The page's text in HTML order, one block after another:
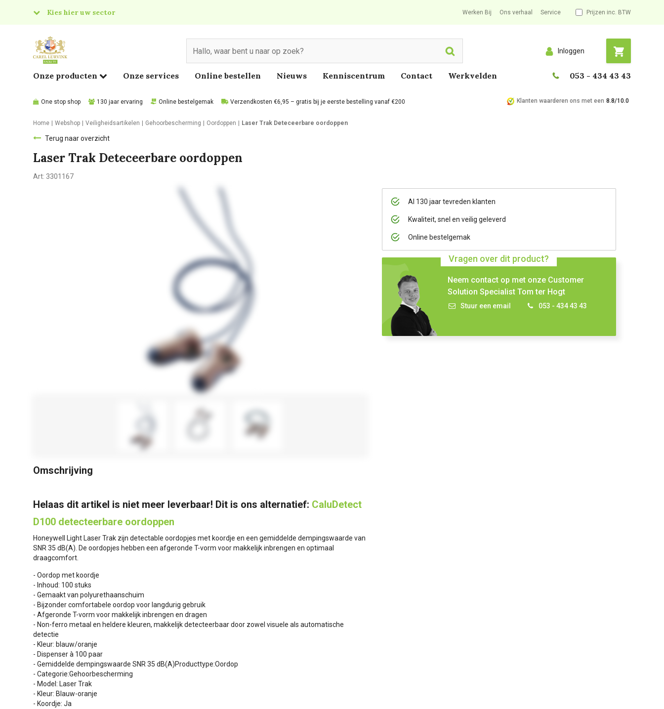
Kies hier uw sector
Food
Werken Bij Ons verhaal Service Prijzen inc. BTW
Search Inloggen
Onze producten Onze services Online bestellen Nieuws Kenniscentrum Contact Werkvelden 053 - 434 43 43
One stop shop 130 jaar ervaring Online bestelgemak Verzendkosten €6,95 – gratis bij je eerste bestelling vanaf €200 Klanten waarderen ons met een 8.8/10.0
Home Webshop Veiligheidsartikelen Gehoorbescherming Oordoppen Laser Trak Deteceerbare oordoppen
Terug naar overzicht
Laser Trak Deteceerbare oordoppen
Art: 3301167
Al 130 jaar tevreden klanten
Kwaliteit, snel en veilig geleverd
Online bestelgemak
Vragen over dit product?
Neem contact op met onze Customer
Solution Specialist Tom ter Hogt
Stuur een email 053 - 434 43 43
Omschrijving
Helaas dit artikel is niet meer leverbaar! Dit is ons alternatief: CaluDetect
D100 detecteerbare oordoppen
Honeywell Light Laser Trak zijn detectable oordopjes met koordje en een gemiddelde dempingswaarde van
SNR 35 dB(A). De oordopjes hebben een afgeronde T-vorm voor makkelijk inbrengen en optimaal
draagcomfort.
- Oordop met koordje
- Inhoud: 100 stuks
- Gemaakt van polyurethaanschuim
- Bijzonder comfortabele oordop voor langdurig gebruik
- Afgeronde T-vorm voor makkelijk inbrengen en dragen
- Non-ferro metaal en heldere kleuren, makkelijk detecteerbaar door zowel visuele als automatische
detectie
- Kleur: blauw/oranje
- Dispenser à 100 paar
- Gemiddelde dempingswaarde SNR 35 dB(A)Producttype:Oordop
- Categorie:Gehoorbescherming
- Model: Laser Trak
- Kleur: Blauw-oranje
- Koordje: Ja